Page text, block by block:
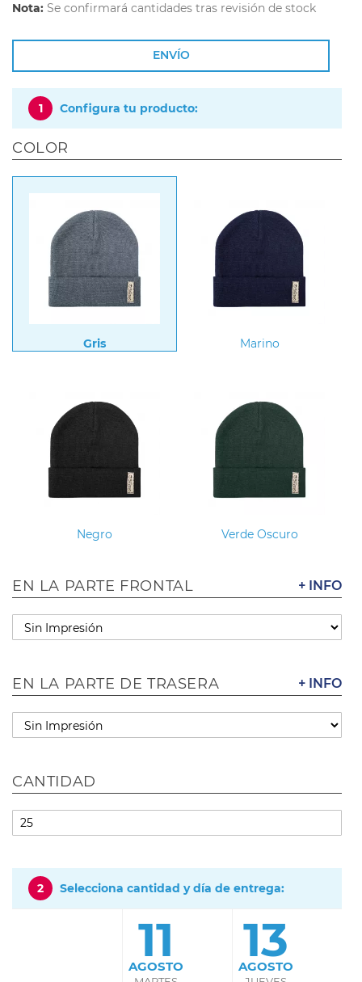
Nota: Se confirmará cantidades tras revisión de stock
ENVÍO
1 Configura tu producto:
COLOR
Gris Marino
Negro Verde Oscuro
+ INFO
EN LA PARTE FRONTAL
+ INFO
EN LA PARTE DE TRASERA
CANTIDAD
2 Selecciona cantidad y día de entrega:
11
AGOSTO 13
AGOSTO